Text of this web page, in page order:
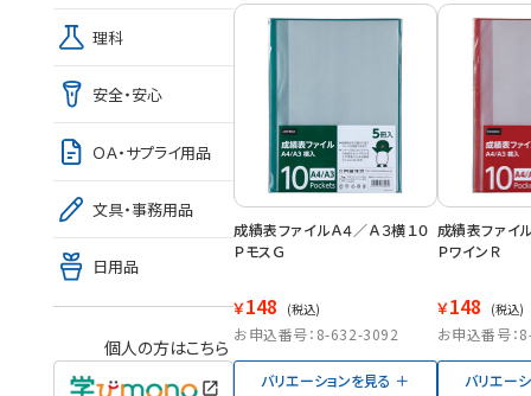
成績表ファイルＡ４／Ａ３横１０
ＰモスＧ
￥148 (税込)
お申込番号：8-632-3092
バリエーションを見る
成績表ファイ
ＰワインＲ
￥148 (税込)
お申込番号
バリエー
理科
安全・安心
ＯＡ・サプライ用品
文具・事務用品
日用品
個人の方はこちら